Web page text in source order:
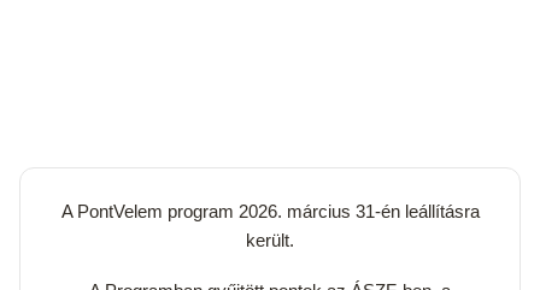
A PontVelem program 2026. március 31-én leállításra
került.